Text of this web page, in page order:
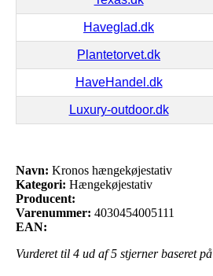
Haveglad.dk
Plantetorvet.dk
HaveHandel.dk
Luxury-outdoor.dk
Navn: Kronos hængekøjestativ
Kategori: Hængekøjestativ
Producent:
Varenummer: 4030454005111
EAN:
Vurderet til 4 ud af 5 stjerner baseret på